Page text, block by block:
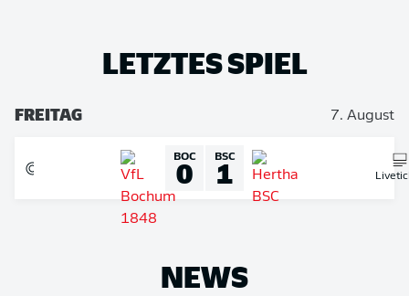
LETZTES SPIEL
FREITAG 7. August
BOC
0 BSC
1
NEWS